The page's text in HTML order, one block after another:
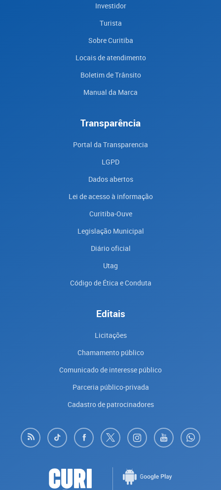
Investidor
Turista
Sobre Curitiba
Locais de atendimento
Boletim de Trânsito
Manual da Marca
Transparência
Portal da Transparencia
LGPD
Dados abertos
Lei de acesso à informação
Curitiba-Ouve
Legislação Municipal
Diário oficial
Utag
Código de Ética e Conduta
Editais
Licitações
Chamamento público
Comunicado de interesse público
Parceria público-privada
Cadastro de patrocinadores